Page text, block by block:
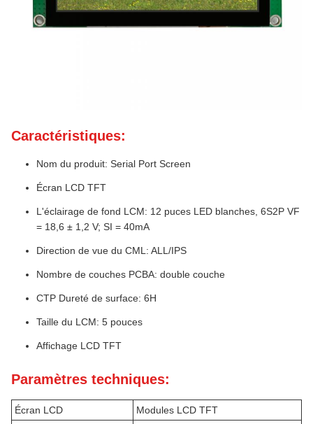
Caractéristiques:
Nom du produit: Serial Port Screen
Écran LCD TFT
L'éclairage de fond LCM: 12 puces LED blanches, 6S2P VF
= 18,6 ± 1,2 V; SI = 40mA
Direction de vue du CML: ALL/IPS
Nombre de couches PCBA: double couche
CTP Dureté de surface: 6H
Taille du LCM: 5 pouces
Affichage LCD TFT
Paramètres techniques:
Écran LCD Modules LCD TFT